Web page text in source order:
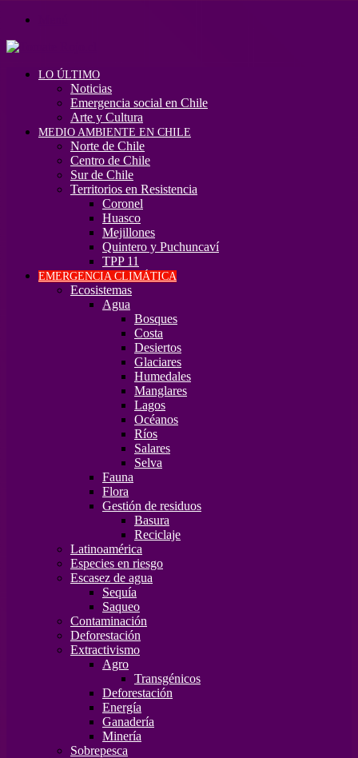
LO ÚLTIMO
Noticias
Emergencia social en Chile
Arte y Cultura
MEDIO AMBIENTE EN CHILE
Norte de Chile
Centro de Chile
Sur de Chile
Territorios en Resistencia
Coronel
Huasco
Mejillones
Quintero y Puchuncaví
TPP 11
EMERGENCIA CLIMÁTICA
Ecosistemas
Agua
Bosques
Costa
Desiertos
Glaciares
Humedales
Manglares
Lagos
Océanos
Ríos
Salares
Selva
Fauna
Flora
Gestión de residuos
Basura
Reciclaje
Latinoamérica
Especies en riesgo
Escasez de agua
Sequía
Saqueo
Contaminación
Deforestación
Extractivismo
Agro
Transgénicos
Deforestación
Energía
Ganadería
Minería
Sobrepesca